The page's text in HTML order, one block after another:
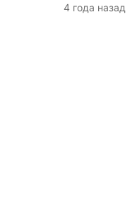
4 года назад